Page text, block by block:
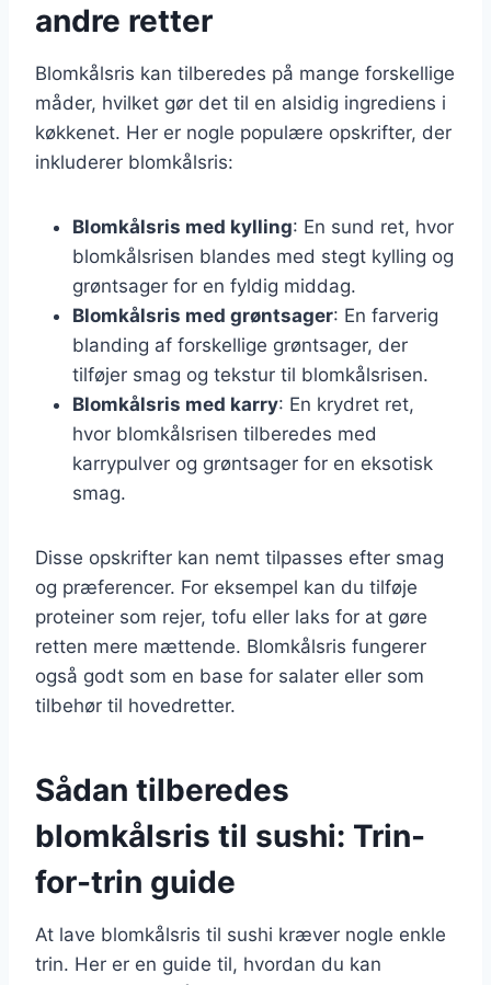
andre retter
Blomkålsris kan tilberedes på mange forskellige
måder, hvilket gør det til en alsidig ingrediens i
køkkenet. Her er nogle populære opskrifter, der
inkluderer blomkålsris:
Blomkålsris med kylling: En sund ret, hvor
blomkålsrisen blandes med stegt kylling og
grøntsager for en fyldig middag.
Blomkålsris med grøntsager: En farverig
blanding af forskellige grøntsager, der
tilføjer smag og tekstur til blomkålsrisen.
Blomkålsris med karry: En krydret ret,
hvor blomkålsrisen tilberedes med
karrypulver og grøntsager for en eksotisk
smag.
Disse opskrifter kan nemt tilpasses efter smag
og præferencer. For eksempel kan du tilføje
proteiner som rejer, tofu eller laks for at gøre
retten mere mættende. Blomkålsris fungerer
også godt som en base for salater eller som
tilbehør til hovedretter.
Sådan tilberedes
blomkålsris til sushi: Trin-
for-trin guide
At lave blomkålsris til sushi kræver nogle enkle
trin. Her er en guide til, hvordan du kan